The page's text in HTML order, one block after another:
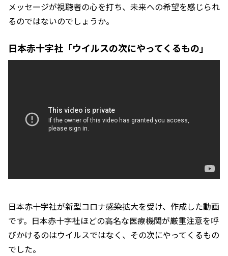
メッセージが視聴者の心を打ち、未来への希望を感じられ
るのではないのでしょうか。
日本赤十字社「ウイルスの次にやってくるもの」
日本赤十字社が新型コロナ感染拡大を受け、作成した動画
です。日本赤十字社ほどの高名な医療機関が厳重注意を呼
びかけるのはウイルスではなく、その次にやってくるもの
でした。